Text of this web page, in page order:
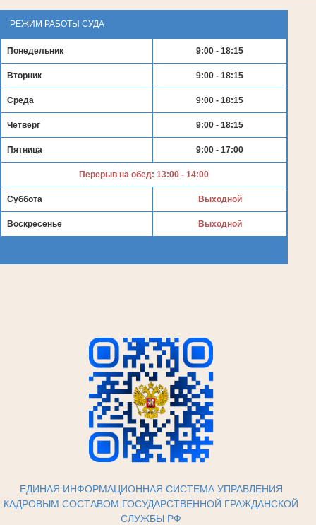
РЕЖИМ РАБОТЫ СУДА
Понедельник 9:00 - 18:15
Вторник 9:00 - 18:15
Среда 9:00 - 18:15
Четверг 9:00 - 18:15
Пятница 9:00 - 17:00
Перерыв на обед: 13:00 - 14:00
Суббота Выходной
Воскресенье Выходной
ЕДИНАЯ ИНФОРМАЦИОННАЯ СИСТЕМА УПРАВЛЕНИЯ
КАДРОВЫМ СОСТАВОМ ГОСУДАРСТВЕННОЙ ГРАЖДАНСКОЙ
СЛУЖБЫ РФ